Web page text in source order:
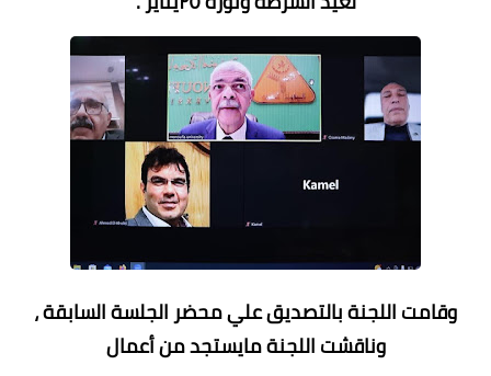
وقامت اللجنة بالتصديق علي محضر الجلسة السابقة ،
وناقشت اللجنة مايستجد من أعمال